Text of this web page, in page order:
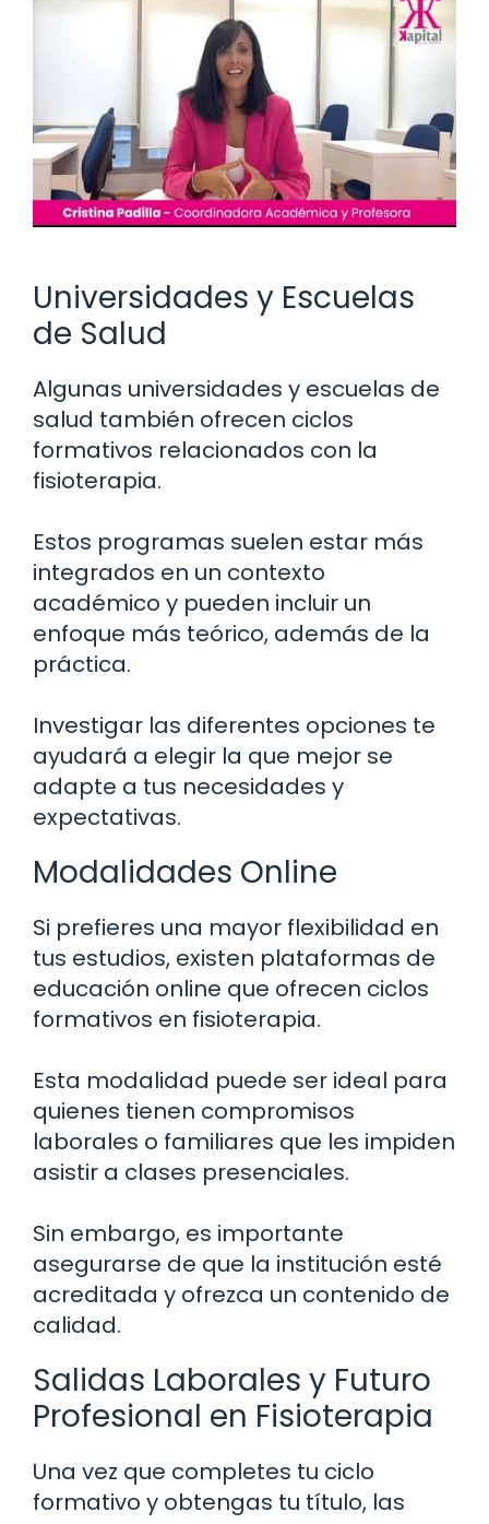
Universidades y Escuelas
de Salud
Algunas universidades y escuelas de
salud también ofrecen ciclos
formativos relacionados con la
fisioterapia.
Estos programas suelen estar más
integrados en un contexto
académico y pueden incluir un
enfoque más teórico, además de la
práctica.
Investigar las diferentes opciones te
ayudará a elegir la que mejor se
adapte a tus necesidades y
expectativas.
Modalidades Online
Si prefieres una mayor flexibilidad en
tus estudios, existen plataformas de
educación online que ofrecen ciclos
formativos en fisioterapia.
Esta modalidad puede ser ideal para
quienes tienen compromisos
laborales o familiares que les impiden
asistir a clases presenciales.
Sin embargo, es importante
asegurarse de que la institución esté
acreditada y ofrezca un contenido de
calidad.
Salidas Laborales y Futuro
Profesional en Fisioterapia
Una vez que completes tu ciclo
formativo y obtengas tu título, las